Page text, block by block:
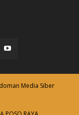
Media Siber